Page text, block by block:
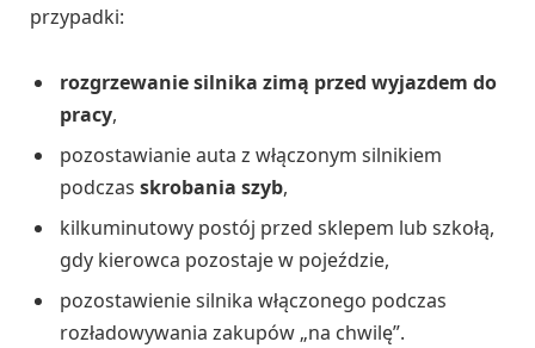
przypadki:
rozgrzewanie silnika zimą przed wyjazdem do
pracy,
pozostawianie auta z włączonym silnikiem
podczas skrobania szyb,
kilkuminutowy postój przed sklepem lub szkołą,
gdy kierowca pozostaje w pojeździe,
pozostawienie silnika włączonego podczas
rozładowywania zakupów „na chwilę”.